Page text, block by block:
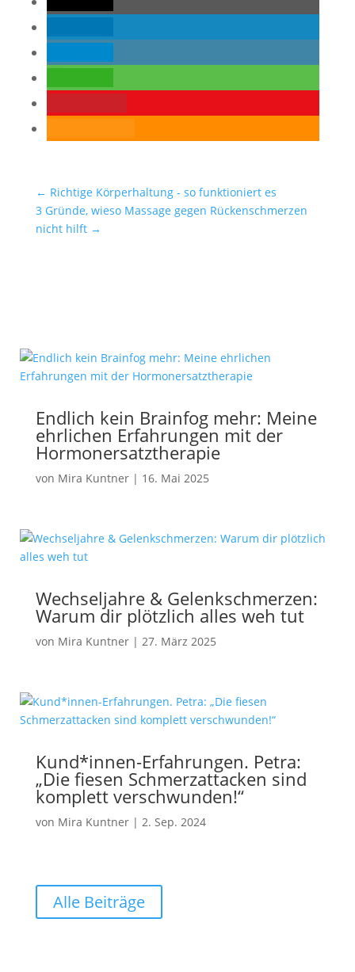
← Richtige Körperhaltung - so funktioniert es
3 Gründe, wieso Massage gegen Rückenschmerzen
nicht hilft→
Endlich kein Brainfog mehr: Meine
ehrlichen Erfahrungen mit der
Hormonersatztherapie
von Mira Kuntner| 16. Mai 2025
Wechseljahre & Gelenkschmerzen:
Warum dir plötzlich alles weh tut
von Mira Kuntner| 27. März 2025
Kund*innen-Erfahrungen. Petra:
„Die fiesen Schmerzattacken sind
komplett verschwunden!“
von Mira Kuntner| 2. Sep. 2024
Alle Beiträge